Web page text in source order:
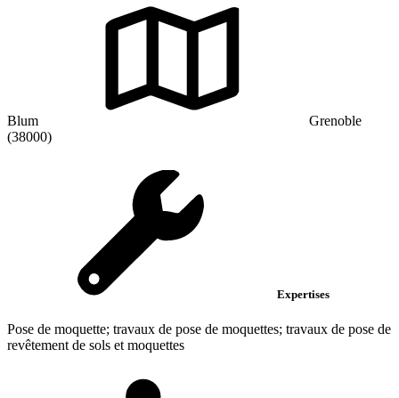
Blum
Grenoble
(38000)
Expertises
Pose de moquette; travaux de pose de moquettes; travaux de pose de
revêtement de sols et moquettes